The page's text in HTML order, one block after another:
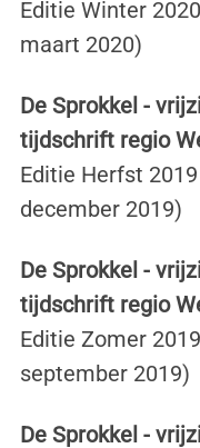
Editie Winter
maart 2020)
De Sprokkel -
tijdschrift regio
Editie Herfst
december 2019)
De Sprokkel -
tijdschrift regio
Editie Zomer
september 2019)
De Sprokkel -